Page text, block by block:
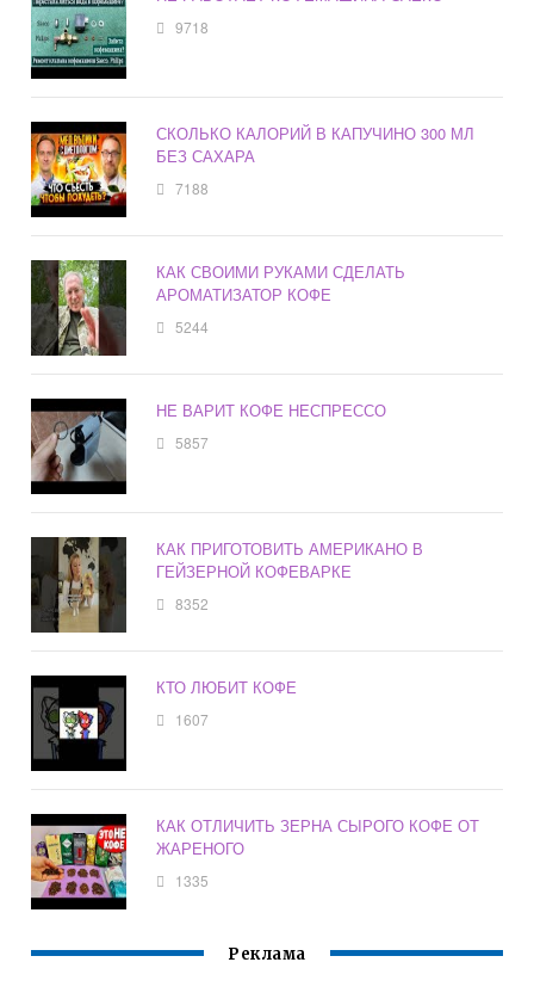
9718
СКОЛЬКО КАЛОРИЙ В КАПУЧИНО 300 МЛ
БЕЗ САХАРА
7188
КАК СВОИМИ РУКАМИ СДЕЛАТЬ
АРОМАТИЗАТОР КОФЕ
5244
НЕ ВАРИТ КОФЕ НЕСПРЕССО
5857
КАК ПРИГОТОВИТЬ АМЕРИКАНО В
ГЕЙЗЕРНОЙ КОФЕВАРКЕ
8352
КТО ЛЮБИТ КОФЕ
1607
КАК ОТЛИЧИТЬ ЗЕРНА СЫРОГО КОФЕ ОТ
ЖАРЕНОГО
1335
Реклама